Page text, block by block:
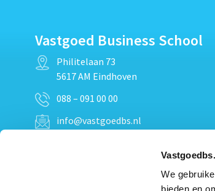
We
Vastgoed Business School
Philitelaan 73
5617 AM Eindhoven
088 – 091 00 00
info@vastgoedbs.nl